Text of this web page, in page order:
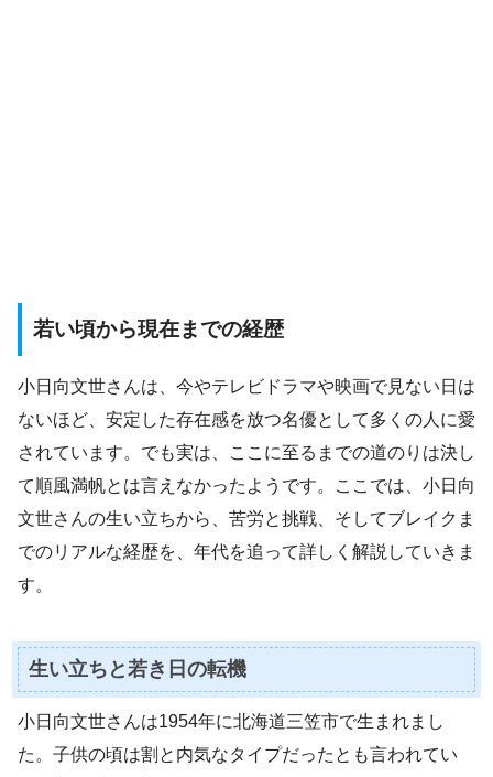
若い頃から現在までの経歴
小日向文世さんは、今やテレビドラマや映画で見ない日は
ないほど、安定した存在感を放つ名優として多くの人に愛
されています。でも実は、ここに至るまでの道のりは決し
て順風満帆とは言えなかったようです。ここでは、小日向
文世さんの生い立ちから、苦労と挑戦、そしてブレイクま
でのリアルな経歴を、年代を追って詳しく解説していきま
す。
生い立ちと若き日の転機
小日向文世さんは1954年に北海道三笠市で生まれまし
た。子供の頃は割と内気なタイプだったとも言われてい